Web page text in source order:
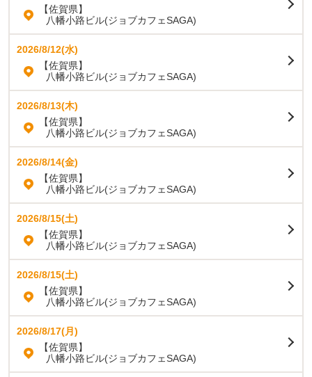
【佐賀県】
八幡小路ビル(ジョブカフェSAGA)
2026/8/12(水)
【佐賀県】
八幡小路ビル(ジョブカフェSAGA)
2026/8/13(木)
【佐賀県】
八幡小路ビル(ジョブカフェSAGA)
2026/8/14(金)
【佐賀県】
八幡小路ビル(ジョブカフェSAGA)
2026/8/15(土)
【佐賀県】
八幡小路ビル(ジョブカフェSAGA)
2026/8/15(土)
【佐賀県】
八幡小路ビル(ジョブカフェSAGA)
2026/8/17(月)
【佐賀県】
八幡小路ビル(ジョブカフェSAGA)